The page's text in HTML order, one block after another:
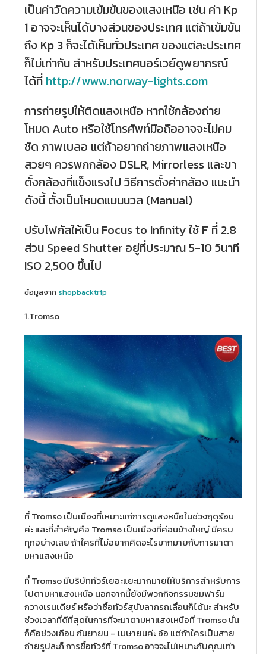
เป็นค่าวัดความเข้มข้นของแสงเหนือ เช่น ค่า Kp
1 อาจจะเห็นได้บางส่วนของประเทศ แต่ถ้าเข้มข้น
ถึง Kp 3 ก็จะได้เห็นทั่วประเทศ ของแต่ละประเทศ
ก็ไม่เท่ากัน สำหรับประเทศนอร์เวย์ดูพยากรณ์
ได้ที่ http://www.norway-lights.com
การถ่ายรูปให้ติดแสงเหนือ หากใช้กล้องถ่าย
โหมด Auto หรือใช้โทรศัพท์มือถืออาจจะไม่คม
ชัด ภาพเบลอ แต่ถ้าอยากถ่ายภาพแสงเหนือ
สวยๆ ควรพกกล้อง DSLR, Mirrorless และขา
ตั้งกล้องที่แข็งแรงไป วิธีการตั้งค่ากล้อง แนะนำ
ดังนี้ ตั้งเป็นโหมดแมนนวล (Manual)
ปรับโฟกัสให้เป็น Focus to Infinity ใช้ F ที่ 2.8
ส่วน Speed Shutter อยู่ที่ประมาณ 5-10 วินาที
ISO 2,500 ขึ้นไป
ข้อมูลจาก shopbacktrip
1.Tromso
ที่ Tromso เป็นเมืองที่เหมาะแก่การดูแสงหนือในช่วงฤดูร้อน
ค่ะ และที่สำคัญคือ Tromso เป็นเมืองที่ค่อนข้างใหญ่ มีครบ
ทุกอย่างเลย ถ้าใครที่ไม่อยากคิดอะไรมากมายกับการมาตา
มหาแสงเหนือ
ที่ Tromso มีบริษัททัวร์เยอะแยะมากมายให้บริการสำหรับการ
ไปตามหาแสงเหนือ นอกจากนี้ยังมีพวกกิจกรรมชมฟาร์ม
กวางเรนเดียร์ หรือว่าซื้อทัวร์สุนัขลากรถเลื่อนก็ได้นะ สำหรับ
ช่วงเวลาที่ดีที่สุดในการที่จะมาตามหาแสงเหนือที่ Tromso นั่น
ก็คือช่วงเกือน กันยายน – เมษายนค่ะ อ้อ แต่ถ้าใครเป็นสาย
ถ่ายรูปละก็ การซื้อทัวร์ที่ Tromso อาจจะไม่เหมาะกับคุณเท่า